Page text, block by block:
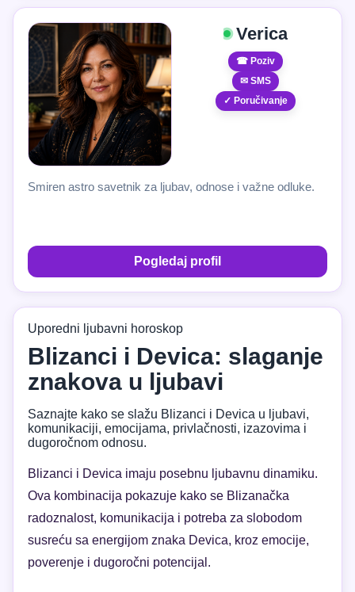
Verica
☎ Poziv
✉ SMS
✓ Poručivanje
Smiren astro savetnik za ljubav, odnose i važne odluke.
Pogledaj profil
Uporedni ljubavni horoskop
Blizanci i Devica: slaganje
znakova u ljubavi
Saznajte kako se slažu Blizanci i Devica u ljubavi,
komunikaciji, emocijama, privlačnosti, izazovima i
dugoročnom odnosu.
Blizanci i Devica imaju posebnu ljubavnu dinamiku.
Ova kombinacija pokazuje kako se Blizanačka
radoznalost, komunikacija i potreba za slobodom
susreću sa energijom znaka Devica, kroz emocije,
poverenje i dugoročni potencijal.